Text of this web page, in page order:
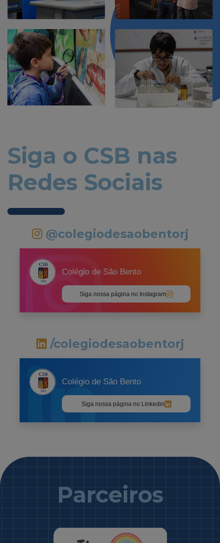
Siga o CSB nas
Redes Sociais
@colegiodesaobentorj
Colégio de São Bento
Siga nossa página no Instagram
/colegiodesaobentorj
Colégio de São Bento
Siga nossa página no Linkedin
Parceiros